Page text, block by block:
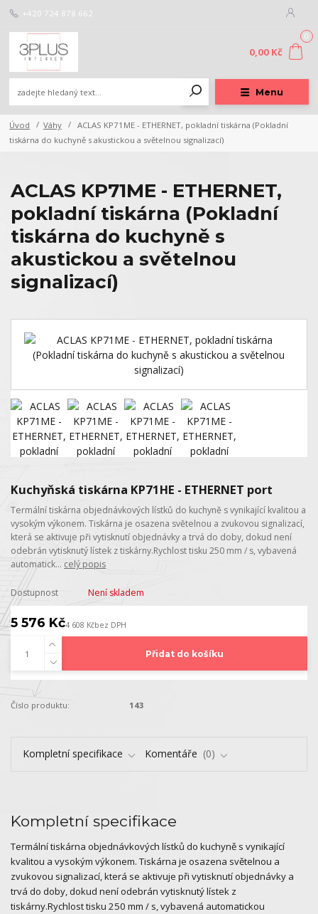
Menu
+420 724 878 662
0
0,00 Kč
Úvod Váhy
ACLAS KP71ME - ETHERNET, pokladní tiskárna (Pokladní
tiskárna do kuchyně s akustickou a světelnou signalizací)
ACLAS KP71ME - ETHERNET,
pokladní tiskárna (Pokladní
tiskárna do kuchyně s
akustickou a světelnou
signalizací)
Kuchyňská tiskárna KP71HE - ETHERNET port
Termální tiskárna objednávkových lístků do kuchyně s vynikající kvalitou a
vysokým výkonem. Tiskárna je osazena světelnou a zvukovou signalizací,
která se aktivuje při vytisknutí objednávky a trvá do doby, dokud není
odebrán vytisknutý lístek z tiskárny.Rychlost tisku 250 mm / s, vybavená
automatick... celý popis
Dostupnost Není skladem
5 576 Kč4 608 Kčbez DPH
Přidat do košíku
Číslo produktu: 143
Kompletní specifikace Komentáře 0
Kompletní specifikace
Termální tiskárna objednávkových lístků do kuchyně s vynikající
kvalitou a vysokým výkonem. Tiskárna je osazena světelnou a
zvukovou signalizací, která se aktivuje při vytisknutí objednávky a
trvá do doby, dokud není odebrán vytisknutý lístek z
tiskárny.Rychlost tisku 250 mm / s, vybavená automatickou